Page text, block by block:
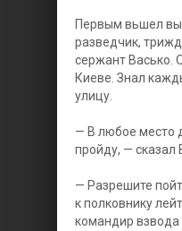
Первым вьшел
разведчик,
сержант Васько.
Киеве. Знал
улицу.
— В любое место
пройду, — сказал
— Разрешите
к полковнику
командир взвода